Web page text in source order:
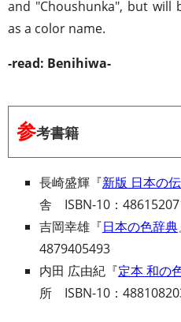
and "Choushunka", but
as a color name.
-read: Benihiwa-
参考書籍
長崎盛輝『新版 日本の
舎 ISBN-10：
吉岡幸雄『日本の色辞典
4879405493
内田 広由紀『定本 和の
所 ISBN-10：